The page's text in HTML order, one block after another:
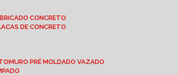
CONCRETO
DE CONCRETO
MURO PRÉ MOLDADO VAZADO